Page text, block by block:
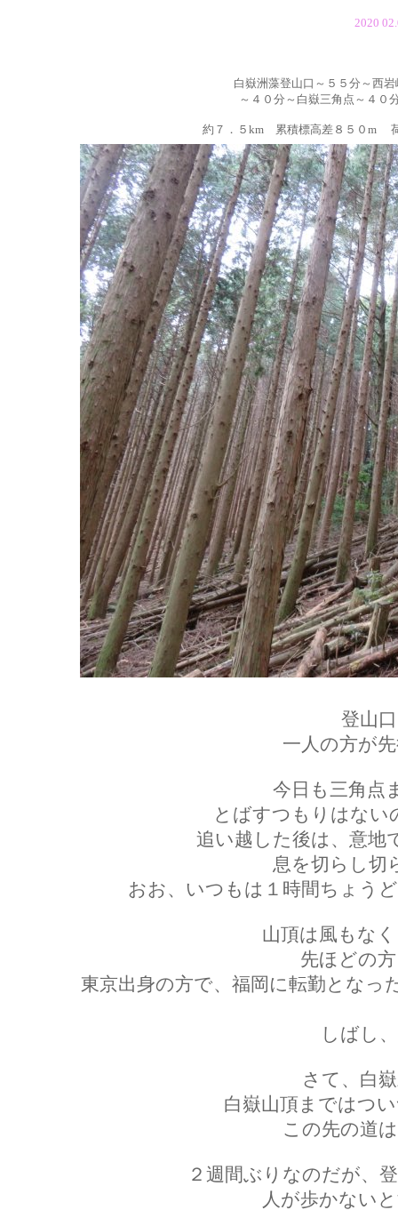
2020
白嶽洲藻登山口～５５分～西
～４０分 ～ 白嶽三角点～４０
約７．５km 累積標高差８５０m
登山
一人の方が
今日も三角点
とばすつもりはない
追い越した後は、意地
息を切らし切
おお、いつもは１時間ちょう
山頂は風もな
先ほどの
東京出身の方で、福岡に転勤とな
しばし
さて、白
白嶽山頂まではつ
この先の道
２週間ぶりなのだが、
人が歩かない